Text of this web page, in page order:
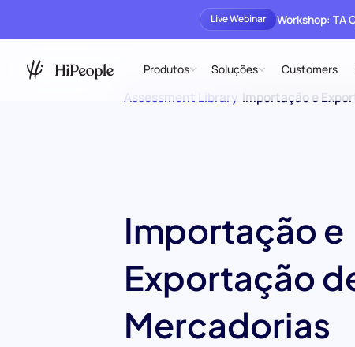
Live Webinar Workshop: TA
Produtos Soluções Customers
Assessment Library Importação e
Importação e
Exportação
Mercadorias